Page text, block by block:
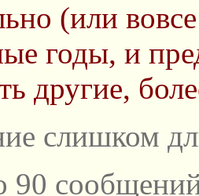
(или
годы, и
другие,
слишком